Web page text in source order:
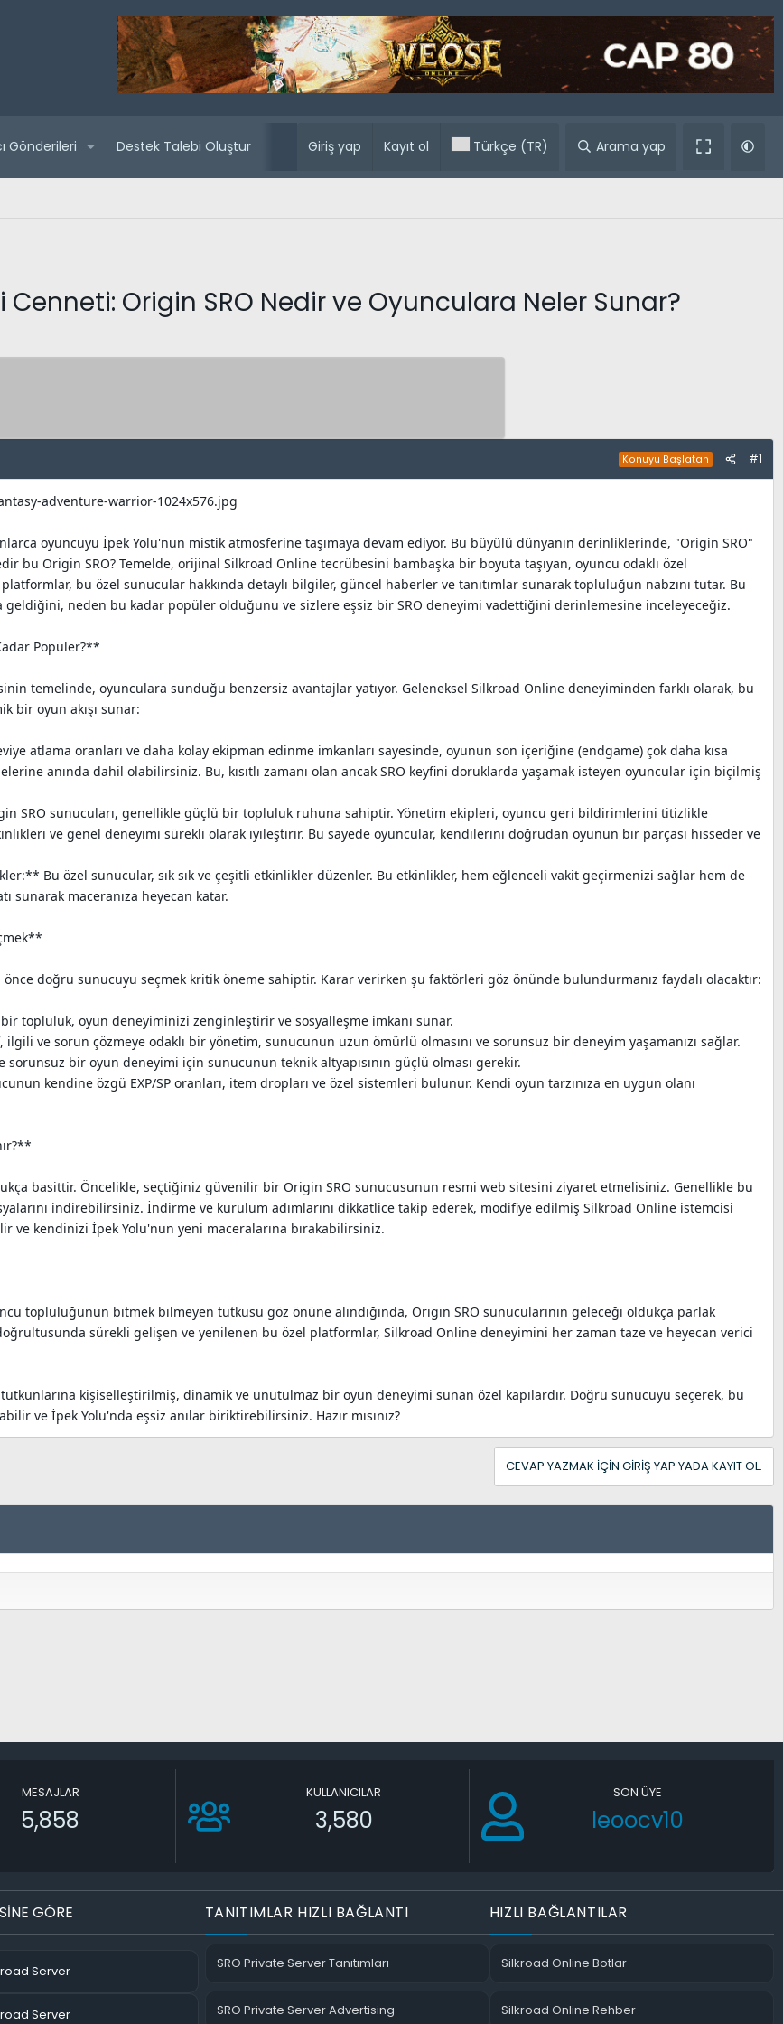
Gönderileri Destek Talebi Oluştur Yaklaşan sunucular
Giriş yap Kayıt ol Türkçe (TR) Arama yap
Cenneti: Origin SRO Nedir ve Oyunculara Neler Sunar?
Konuyu Başlatan #1
oyuncuyu İpek Yolu'nun mistik atmosferine taşımaya devam ediyor. Bu büyülü dünyanın derinliklerinde, "Origin SRO"
bu Origin SRO? Temelde, orijinal Silkroad Online tecrübesini bambaşka bir boyuta taşıyan, oyuncu odaklı özel
platformlar, bu özel sunucular hakkında detaylı bilgiler, güncel haberler ve tanıtımlar sunarak topluluğun nabzını tutar. Bu
geldiğini, neden bu kadar popüler olduğunu ve sizlere eşsiz bir SRO deneyimi vadettiğini derinlemesine inceleyeceğiz.
Popüler?**
temelinde, oyunculara sunduğu benzersiz avantajlar yatıyor. Geleneksel Silkroad Online deneyiminden farklı olarak, bu
bir oyun akışı sunar:
atlama oranları ve daha kolay ekipman edinme imkanları sayesinde, oyunun son içeriğine (endgame) çok daha kısa
anında dahil olabilirsiniz. Bu, kısıtlı zamanı olan ancak SRO keyfini doruklarda yaşamak isteyen oyuncular için biçilmiş
SRO sunucuları, genellikle güçlü bir topluluk ruhuna sahiptir. Yönetim ekipleri, oyuncu geri bildirimlerini titizlikle
ve genel deneyimi sürekli olarak iyileştirir. Bu sayede oyuncular, kendilerini doğrudan oyunun bir parçası hisseder ve
Bu özel sunucular, sık sık ve çeşitli etkinlikler düzenler. Bu etkinlikler, hem eğlenceli vakit geçirmenizi sağlar hem de
sunarak maceranıza heyecan katar.
önce doğru sunucuyu seçmek kritik öneme sahiptir. Karar verirken şu faktörleri göz önünde bulundurmanız faydalı olacaktır:
topluluk, oyun deneyiminizi zenginleştirir ve sosyalleşme imkanı sunar.
ve sorun çözmeye odaklı bir yönetim, sunucunun uzun ömürlü olmasını ve sorunsuz bir deneyim yaşamanızı sağlar.
sorunsuz bir oyun deneyimi için sunucunun teknik altyapısının güçlü olması gerekir.
kendine özgü EXP/SP oranları, item dropları ve özel sistemleri bulunur. Kendi oyun tarzınıza en uygun olanı
basittir. Öncelikle, seçtiğiniz güvenilir bir Origin SRO sunucusunun resmi web sitesini ziyaret etmelisiniz. Genellikle bu
indirebilirsiniz. İndirme ve kurulum adımlarını dikkatlice takip ederek, modifiye edilmiş Silkroad Online istemcisi
ve kendinizi İpek Yolu'nun yeni maceralarına bırakabilirsiniz.
topluluğunun bitmek bilmeyen tutkusu göz önüne alındığında, Origin SRO sunucularının geleceği oldukça parlak
sürekli gelişen ve yenilenen bu özel platformlar, Silkroad Online deneyimini her zaman taze ve heyecan verici
tutkunlarına kişiselleştirilmiş, dinamik ve unutulmaz bir oyun deneyimi sunan özel kapılardır. Doğru sunucuyu seçerek, bu
ve İpek Yolu'nda eşsiz anılar biriktirebilirsiniz. Hazır mısınız?
CEVAP YAZMAK IÇIN GIRIŞ YAP YADA KAYIT OL.
MESAJLAR
5,858
KULLANICILAR
3,580
SON ÜYE
leoocv10
GÖRE
Server
Server
TANITIMLAR HIZLI BAĞLANTI
SRO Private Server Tanıtımları
SRO Private Server Advertising
HIZLI BAĞLANTILAR
Silkroad Online Botlar
Silkroad Online Rehber